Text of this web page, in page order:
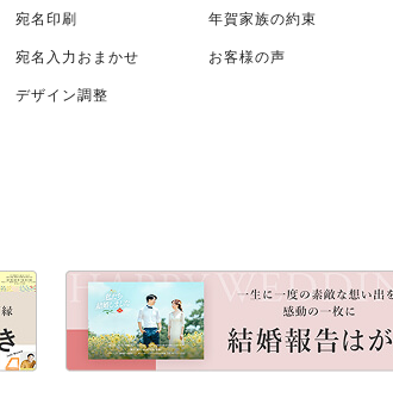
宛名印刷
宛名入力おまかせ
デザイン調整
年賀家族の約束
お客様の声